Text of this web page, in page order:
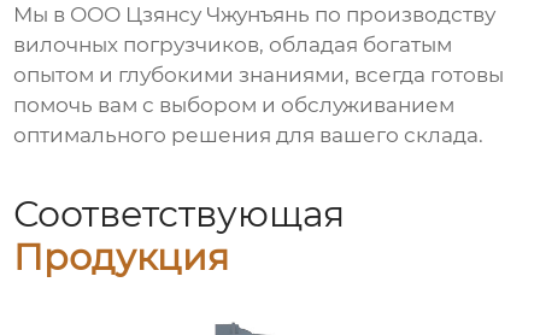
Мы в ООО Цзянсу Чжунъянь по производству
вилочных погрузчиков, обладая богатым
опытом и глубокими знаниями, всегда готовы
помочь вам с выбором и обслуживанием
оптимального решения для вашего склада.
Соответствующая
Продукция